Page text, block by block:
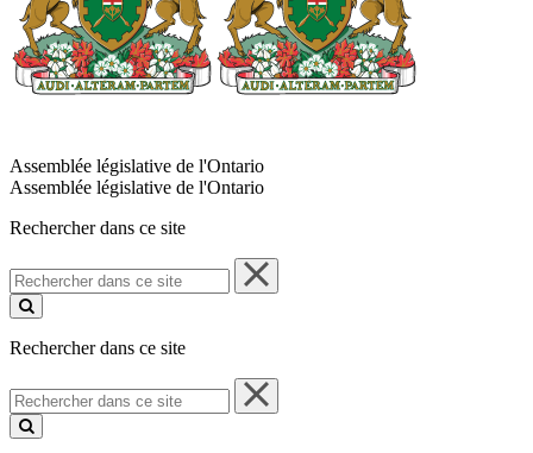
Assemblée législative de l'Ontario
Assemblée législative de l'Ontario
Rechercher dans ce site
Rechercher
dans
ce
Rechercher dans ce site
Rechercher
dans
ce